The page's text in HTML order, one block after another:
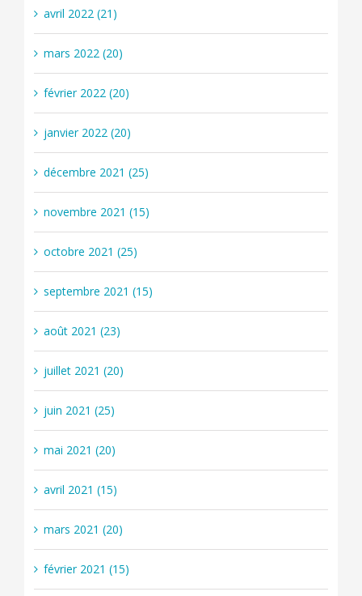
avril 2022 (21)
mars 2022 (20)
février 2022 (20)
janvier 2022 (20)
décembre 2021 (25)
novembre 2021 (15)
octobre 2021 (25)
septembre 2021 (15)
août 2021 (23)
juillet 2021 (20)
juin 2021 (25)
mai 2021 (20)
avril 2021 (15)
mars 2021 (20)
février 2021 (15)